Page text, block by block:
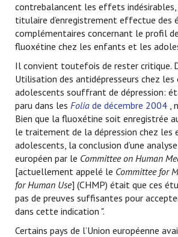
contrebalancent les effets indésirables,
titulaire d’enregistrement effectue des
complémentaires concernant le profil
fluoxétine chez les enfants et les
Il convient toutefois de rester critique.
Utilisation des antidépresseurs chez
adolescents souffrant de dépression:
paru dans les Folia de décembre 2004 ,
Bien que la fluoxétine soit enregistrée
le traitement de la dépression chez les
adolescents, la conclusion d’une
européen par le Committee on Human
[actuellement appelé le Committee for
for Human Use] (CHMP) était que ces
pas de preuves suffisantes pour
dans cette indication ".
Certains pays de l’Union européenne